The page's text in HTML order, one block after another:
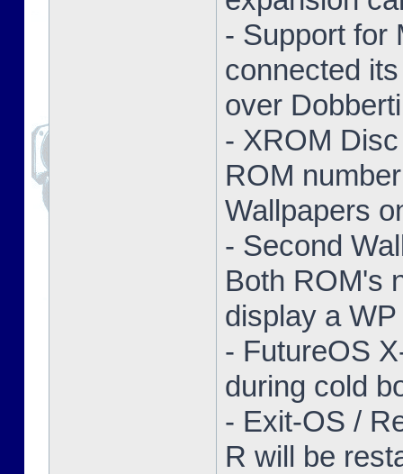
- Support for
connected
over
- XROM
ROM
Wallpapers
- Second
Both ROM's
display a
- FutureOS
during cold
- Exit-OS /
R will be